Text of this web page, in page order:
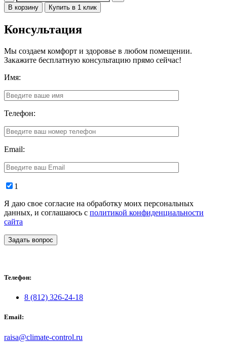
В корзину Купить в 1 клик
Консультация
Мы создаем комфорт и здоровье в любом помещении.
Закажите бесплатную консультацию прямо сейчас!
Имя:
Телефон:
Email:
1
Я даю свое согласие на обработку моих персональных
данных, и соглашаюсь с политикой конфиденциальности
сайта
Задать вопрос
Телефон:
8 (812) 326-24-18
Email:
raisa@climate-control.ru